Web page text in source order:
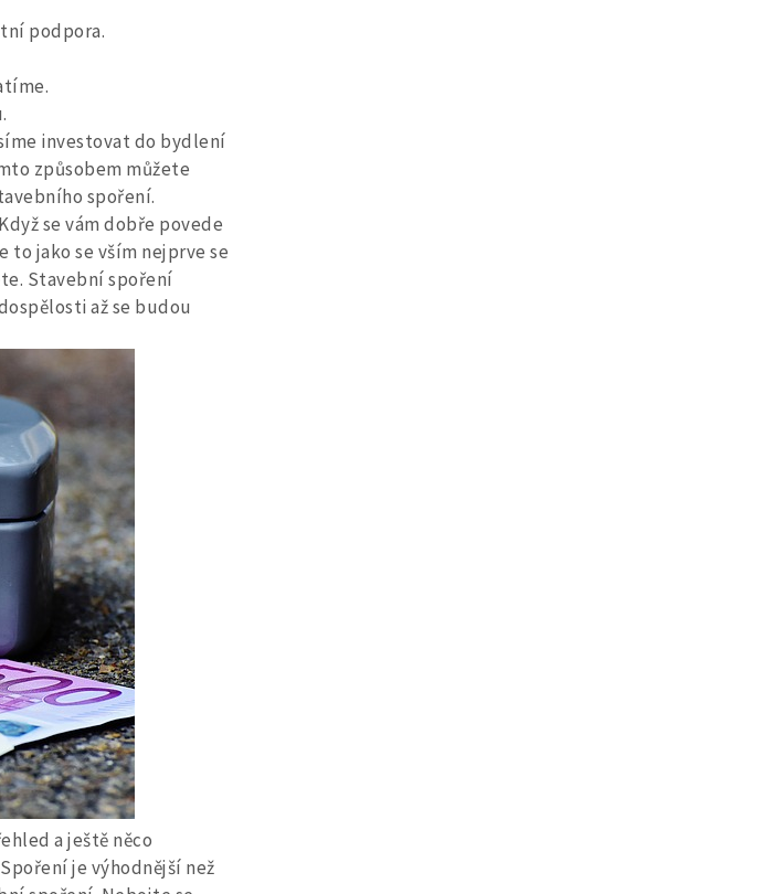
podpora.
investovat do bydlení
způsobem můžete
spoření.
se vám dobře povede
jako se vším nejprve se
Stavební spoření
až se budou
a ještě něco
je výhodnější než